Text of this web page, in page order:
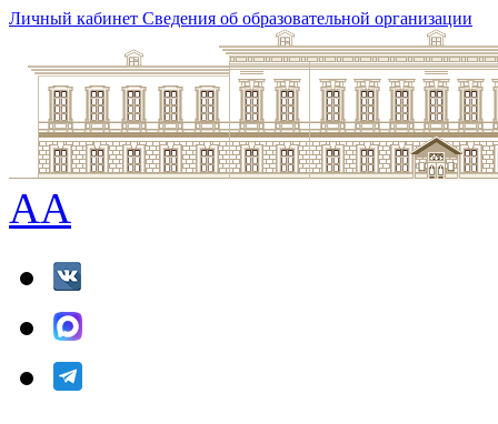
Личный кабинет Сведения об образовательной организации
AA